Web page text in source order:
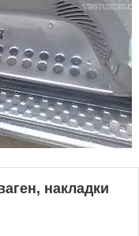
накладки